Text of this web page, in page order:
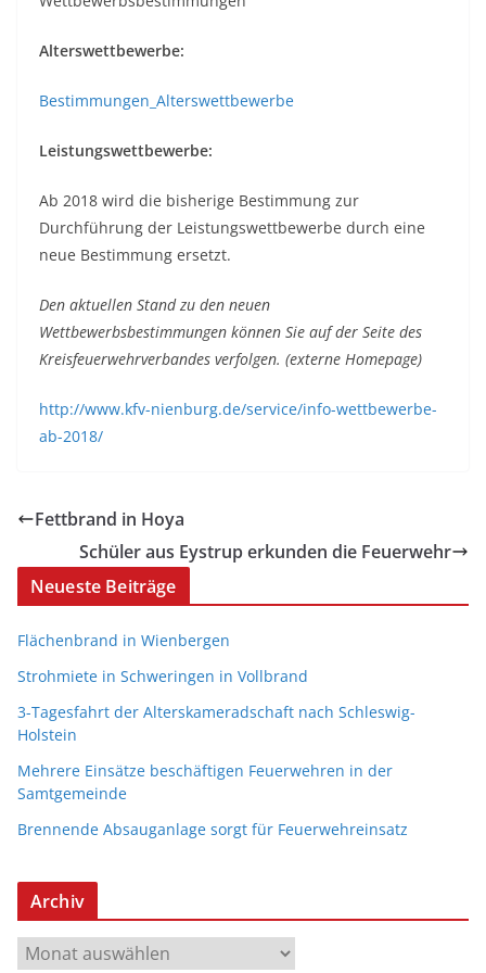
Alterswettbewerbe:
Bestimmungen_Alterswettbewerbe
Leistungswettbewerbe:
Ab 2018 wird die bisherige Bestimmung zur
Durchführung der Leistungswettbewerbe durch eine
neue Bestimmung ersetzt.
Den aktuellen Stand zu den neuen
Wettbewerbsbestimmungen können Sie auf der Seite des
Kreisfeuerwehrverbandes verfolgen. (externe Homepage)
http://www.kfv-nienburg.de/service/info-wettbewerbe-
ab-2018/
Fettbrand in Hoya
Schüler aus Eystrup erkunden die Feuerwehr
Neueste Beiträge
Flächenbrand in Wienbergen
Strohmiete in Schweringen in Vollbrand
3-Tagesfahrt der Alterskameradschaft nach Schleswig-
Holstein
Mehrere Einsätze beschäftigen Feuerwehren in der
Samtgemeinde
Brennende Absauganlage sorgt für Feuerwehreinsatz
Archiv